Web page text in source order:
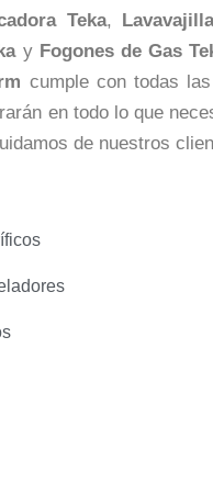
Teka,
y Fogones de Gas
cumple con todas
en todo lo que
de nuestros